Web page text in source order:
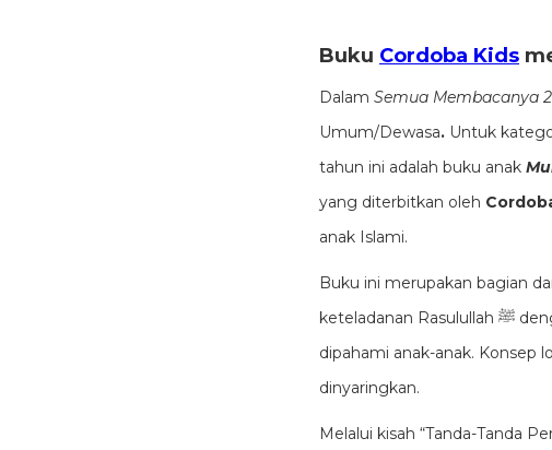
Buku Cordoba Kids
Dalam Semua Membacanya
Umum/Dewasa. Untuk
tahun ini adalah buku anak
yang diterbitkan oleh
anak Islami.
Buku ini merupakan bagian
keteladanan Rasulullah ﷺ dengan bahasa yang ringan, ilustrasi menarik, serta nilai-nilai moral yang mudah
dipahami anak-anak. Konsep
dinyaringkan.
Melalui kisah “Tanda-Tanda